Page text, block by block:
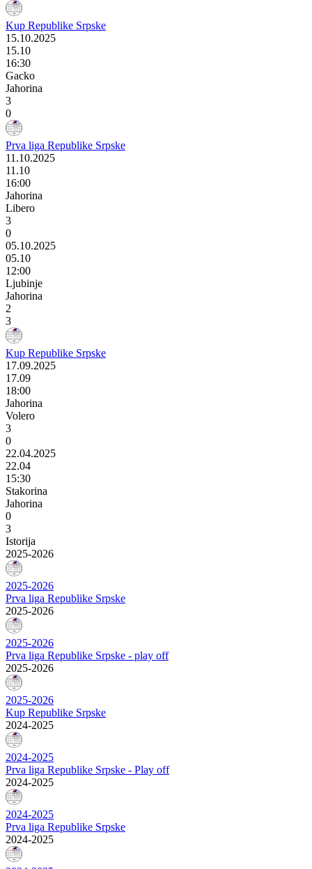
Kup Republike Srpske
15.10.2025
15.10
16:30
Gacko
Jahorina
3
0
Prva liga Republike Srpske
11.10.2025
11.10
16:00
Jahorina
Libero
3
0
05.10.2025
05.10
12:00
Ljubinje
Jahorina
2
3
Kup Republike Srpske
17.09.2025
17.09
18:00
Jahorina
Volero
3
0
22.04.2025
22.04
15:30
Stakorina
Jahorina
0
3
Istorija
2025-2026
2025-2026
Prva liga Republike Srpske
2025-2026
2025-2026
Prva liga Republike Srpske - play off
2025-2026
2025-2026
Kup Republike Srpske
2024-2025
2024-2025
Prva liga Republike Srpske - Play off
2024-2025
2024-2025
Prva liga Republike Srpske
2024-2025